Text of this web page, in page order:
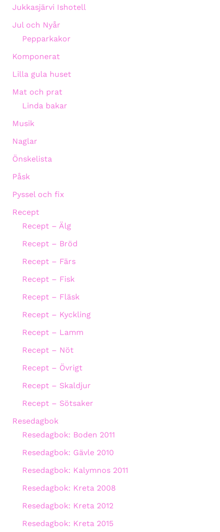
Jukkasjärvi Ishotell
Jul och Nyår
Pepparkakor
Komponerat
Lilla gula huset
Mat och prat
Linda bakar
Musik
Naglar
Önskelista
Påsk
Pyssel och fix
Recept
Recept – Älg
Recept – Bröd
Recept – Färs
Recept – Fisk
Recept – Fläsk
Recept – Kyckling
Recept – Lamm
Recept – Nöt
Recept – Övrigt
Recept – Skaldjur
Recept – Sötsaker
Resedagbok
Resedagbok: Boden 2011
Resedagbok: Gävle 2010
Resedagbok: Kalymnos 2011
Resedagbok: Kreta 2008
Resedagbok: Kreta 2012
Resedagbok: Kreta 2015